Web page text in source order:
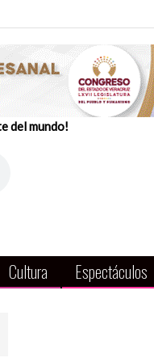
del mundo!
Cultura Espectáculos